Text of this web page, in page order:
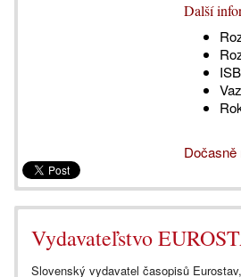
Další
Dočasně
Vydavateľstvo
Slovenský vydavatel časopisů